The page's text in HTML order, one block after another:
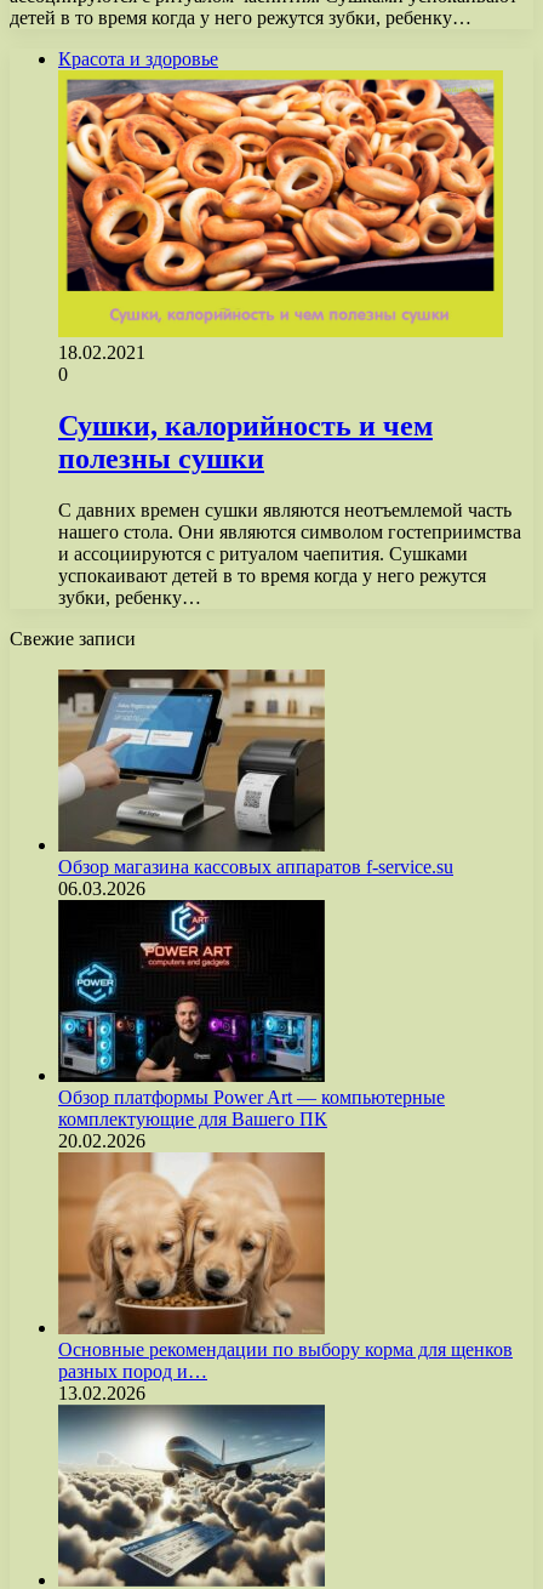
детей в то время когда у него режутся зубки, ребенку…
Красота и здоровье
18.02.2021
0
Сушки, калорийность и чем
полезны сушки
С давних времен сушки являются неотъемлемой часть
нашего стола. Они являются символом гостеприимства
и ассоциируются с ритуалом чаепития. Сушками
успокаивают детей в то время когда у него режутся
зубки, ребенку…
Свежие записи
Обзор магазина кассовых аппаратов f-service.su
06.03.2026
Обзор платформы Power Art — компьютерные
комплектующие для Вашего ПК
20.02.2026
Основные рекомендации по выбору корма для щенков
разных пород и…
13.02.2026